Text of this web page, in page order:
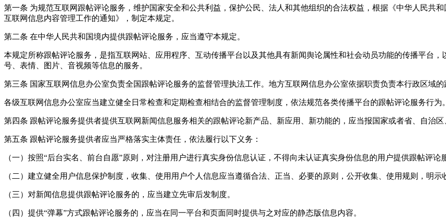
第一条 为规范互联网跟帖评论服务，维护国家安全和公共利益，保护公民、法人和其他组织的合法权益，根据《中华人民共
互联网信息内容管理工作的通知》，制定本规定。
第二条 在中华人民共和国境内提供跟帖评论服务，应当遵守本规定。
本规定所称跟帖评论服务，是指互联网站、应用程序、互动传播平台以及其他具有新闻舆论属性和社会动员功能的传播平台
号、表情、图片、音视频等信息的服务。
第三条 国家互联网信息办公室负责全国跟帖评论服务的监督管理执法工作。地方互联网信息办公室依据职责负责本行政区域
各级互联网信息办公室应当建立健全日常检查和定期检查相结合的监督管理制度，依法规范各类传播平台的跟帖评论服务行为
第四条 跟帖评论服务提供者提供互联网新闻信息服务相关的跟帖评论新产品、新应用、新功能的，应当报国家或者省、自治
第五条 跟帖评论服务提供者应当严格落实主体责任，依法履行以下义务：
（一）按照“后台实名、前台自愿”原则，对注册用户进行真实身份信息认证，不得向未认证真实身份信息的用户提供跟帖评论
（二）建立健全用户信息保护制度，收集、使用用户个人信息应当遵循合法、正当、必要的原则，公开收集、使用规则，明
（三）对新闻信息提供跟帖评论服务的，应当建立先审后发制度。
（四）提供“弹幕”方式跟帖评论服务的，应当在同一平台和页面同时提供与之对应的静态版信息内容。